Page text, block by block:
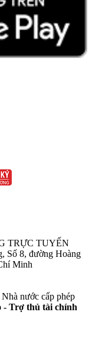
TRỰC TUYẾN
Số 8, đường Hoàng
Minh
nước cấp phép
- Trợ thủ tài chính